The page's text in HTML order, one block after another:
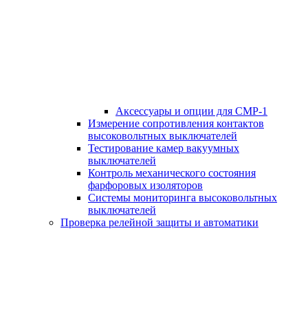
Аксессуары и опции для СМР-1
Измерение сопротивления контактов
высоковольтных выключателей
Тестирование камер вакуумных
выключателей
Контроль механического состояния
фарфоровых изоляторов
Системы мониторинга высоковольтных
выключателей
Проверка релейной защиты и автоматики